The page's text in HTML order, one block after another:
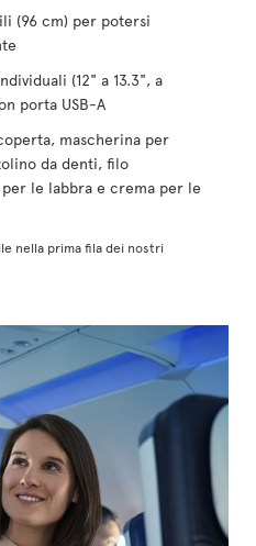
(96 cm) per potersi
(12" a 13.3", a
porta USB-A
mascherina per
da denti, filo
le labbra e crema per le
nella prima fila dei nostri